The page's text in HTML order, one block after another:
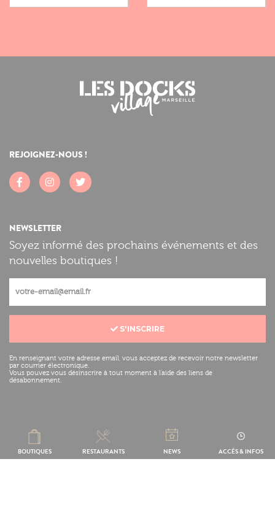
BOUTIQUES RESTAURANTS NEWS ACCÈS & INFOS
REJOIGNEZ-NOUS !
NEWSLETTER
Soyez informé des prochains événements et des
nouvelles boutiques !
S'INSCRIRE
En renseignant votre adresse email, vous acceptez de recevoir notre newsletter
par courrier électronique.
Vous pouvez vous désinscrire à tout moment à l'aide des liens de
désabonnement.
Mentions légales Réalisation :